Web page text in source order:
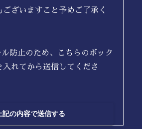
ざいますこと予めご了承く
防止のため、こちらのボック
入れてから送信してくださ